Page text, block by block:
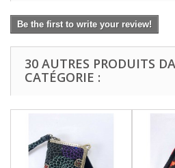
Be the first to write your review!
30 AUTRES PRODUITS
CATÉGORIE :